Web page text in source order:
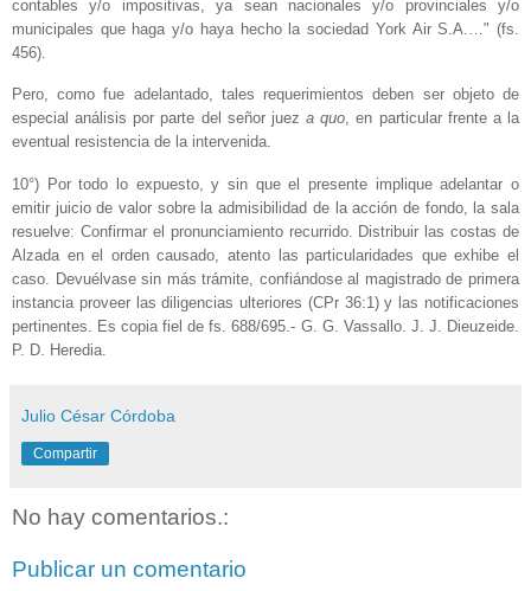
contables y/o impositivas, ya sean nacionales y/o provinciales y/o
municipales que haga y/o haya hecho la sociedad York Air S.A.…" (fs.
456).
Pero, como fue adelantado, tales requerimientos deben ser objeto de
especial análisis por parte del señor jueza quo, en particular frente a la
eventual resistencia de la intervenida.
10°) Por todo lo expuesto, y sin que el presente implique adelantar o
emitir juicio de valor sobre la admisibilidad de la acción de fondo, la sala
resuelve: Confirmar el pronunciamiento recurrido. Distribuir las costas de
Alzada en el orden causado, atento las particularidades que exhibe el
caso. Devuélvase sin más trámite, confiándose al magistrado de primera
instancia proveer las diligencias ulteriores (CPr 36:1) y las notificaciones
pertinentes. Es copia fiel de fs. 688/695.- G. G. Vassallo. J. J. Dieuzeide.
P. D. Heredia.
Julio César Córdoba
Compartir
No hay comentarios.:
Publicar un comentario